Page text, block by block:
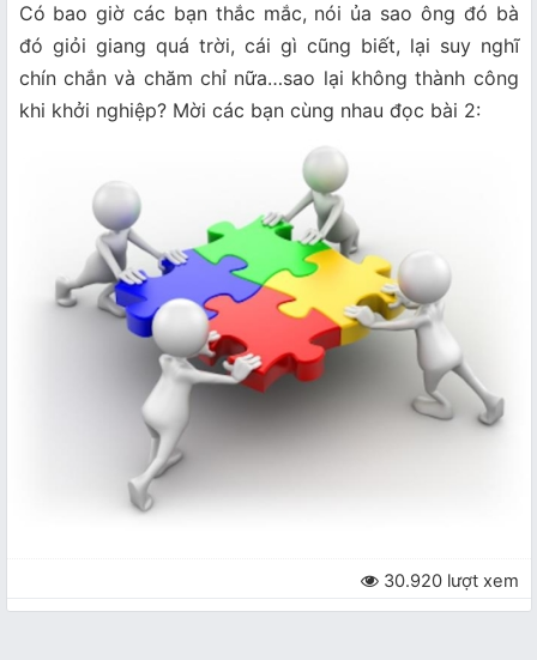
Có bao giờ các bạn thắc mắc, nói ủa sao ông đó bà
đó giỏi giang quá trời, cái gì cũng biết, lại suy nghĩ
chín chắn và chăm chỉ nữa…sao lại không thành công
khi khởi nghiệp? Mời các bạn cùng nhau đọc bài 2:
30.920 lượt xem